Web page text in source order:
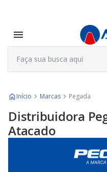
Início Marcas Pegada
Distribuidora
Atacado